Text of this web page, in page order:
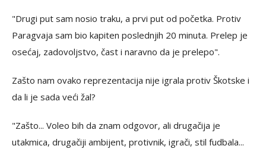
"Drugi put sam nosio traku, a prvi put od početka. Protiv
Paragvaja sam bio kapiten poslednjih 20 minuta. Prelep je
osećaj, zadovoljstvo, čast i naravno da je prelepo".
Zašto nam ovako reprezentacija nije igrala protiv Škotske i
da li je sada veći žal?
"Zašto... Voleo bih da znam odgovor, ali drugačija je
utakmica, drugačiji ambijent, protivnik, igrači, stil fudbala...